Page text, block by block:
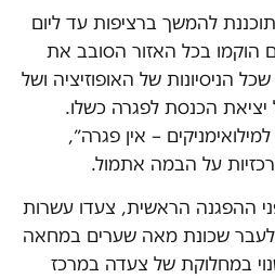
להמשך ברציפות עד ליום
הוקמו בכל האזור הסובב את
הניסיונות של האופוזיציה ושל
הכנסת לפגרה כשלו.
– אין פגרה״,
על הבמה אתמול.
ההפגנה הראשית, צעדו עשרות
לעבר שכונת מאה שערים במחאה
במחלוקת של צעדה במרכז